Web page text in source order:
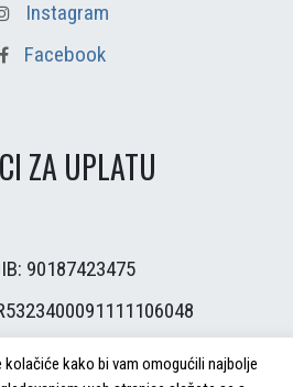
Instagram
Facebook
ZA UPLATU
90187423475
kako bi vam omogućili najbolje